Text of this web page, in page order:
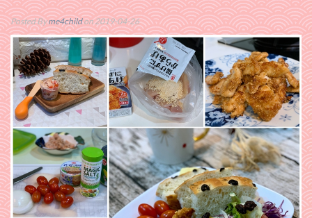
Posted Byme4childon 2019-04-26